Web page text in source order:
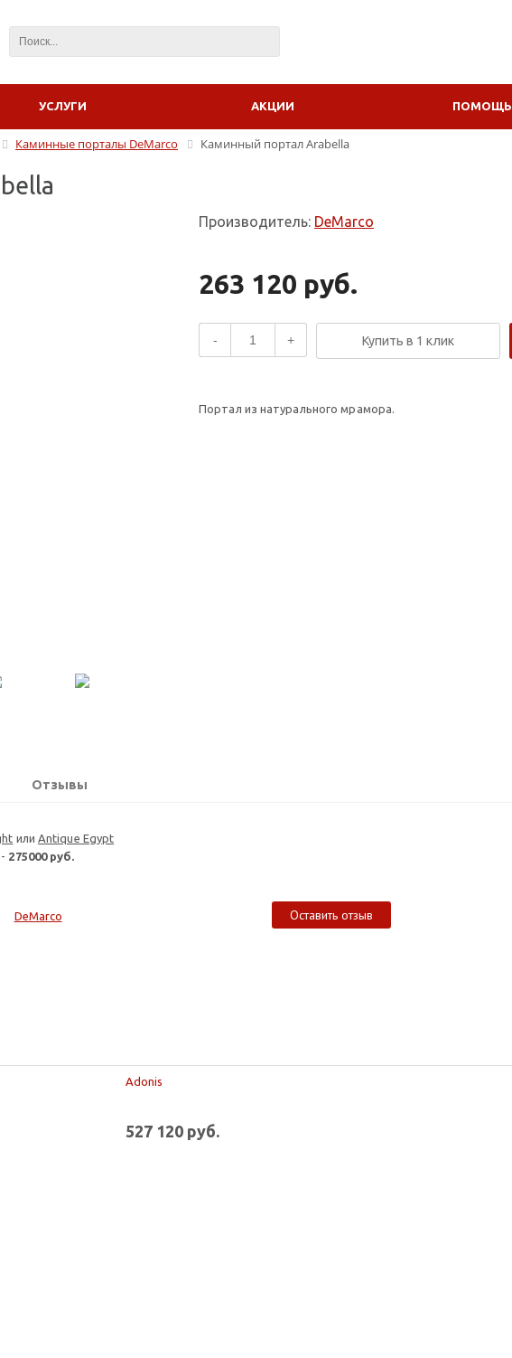
УСЛУГИ АКЦИИ ПОМОЩЬ
Каминные порталы DeMarco Каминный портал Arabella
Производитель: DeMarco
263 120 руб.
- + Купить в 1 клик
Портал из натурального мрамора.
Отзывы
или Antique Egypt
275000 руб.
DeMarco Оставить отзыв
Adonis
527 120 руб.